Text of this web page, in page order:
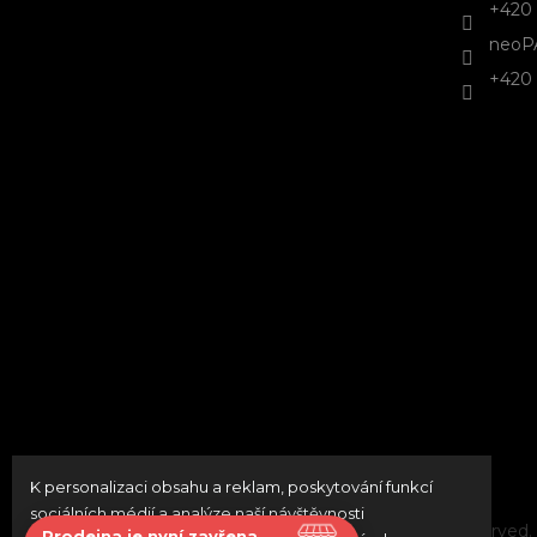
K personalizaci obsahu a reklam, poskytování funkcí
sociálních médií a analýze naší návštěvnosti
+420
+420
Copyright 2026 neoPATRON . All rights reserved.